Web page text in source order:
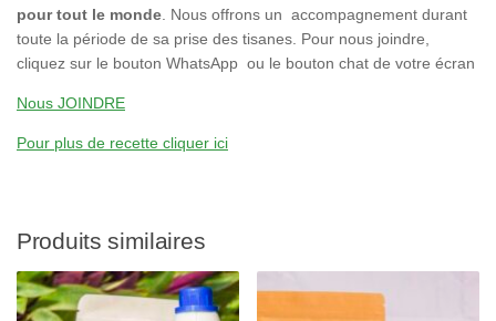
pour tout le monde . Nous offrons un accompagnement durant
toute la période de sa prise des tisanes. Pour nous joindre,
cliquez sur le bouton WhatsApp ou le bouton chat de votre écran
Nous JOINDRE
Pour plus de recette cliquer ici
Produits similaires